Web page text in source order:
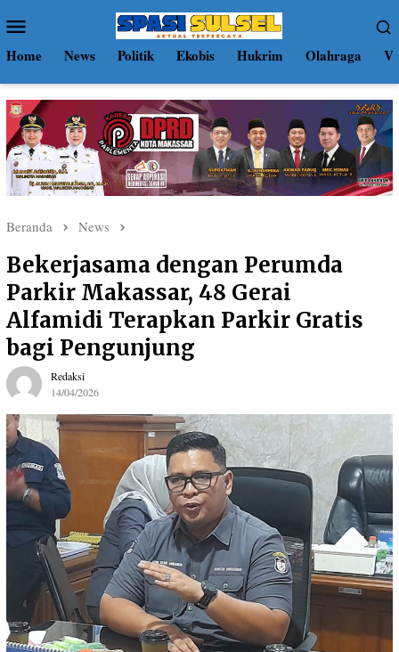
ke
kontenMobile
Home News Politik Ekobis Hukrim Olahraga
Beranda News
Bekerjasama dengan Perumda
Parkir Makassar, 48 Gerai
Alfamidi Terapkan Parkir Gratis
bagi Pengunjung
Redaksi
14/04/2026